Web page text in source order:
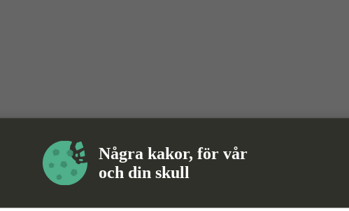
Några kakor, för vår
och din skull